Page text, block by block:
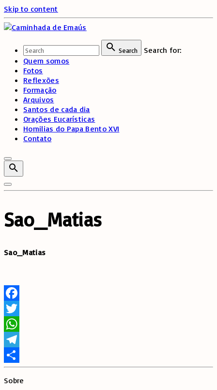
Skip to content
Search
Search for:
Quem somos
Fotos
Reflexões
Formação
Arquivos
Santos de cada dia
Orações Eucarísticas
Homilias do Papa Bento XVI
Contato
Sao_Matias
Sao_Matias
Facebook
Twitter
WhatsApp
Telegram
Share
Sobre